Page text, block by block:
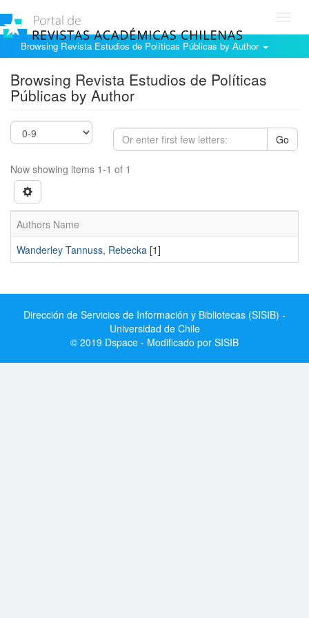
Browsing Revista Estudios de Políticas Públicas by Author
Browsing Revista Estudios de Políticas
Públicas by Author
Go
Now showing items 1-1 of 1
Authors Name
Wanderley Tannuss, Rebecka [1]
Dirección de Servicios de Información y Bibliotecas (SISIB) -
Universidad de Chile
© 2019 Dspace - Modificado por SISIB